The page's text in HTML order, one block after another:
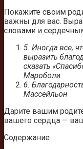
Покажите своим
важны для вас.
словами и
5. Иногда все,
выразить
сказать
Мароболи
6.
Массейльон
Дарите вашим
вашего сердца —
Содержание